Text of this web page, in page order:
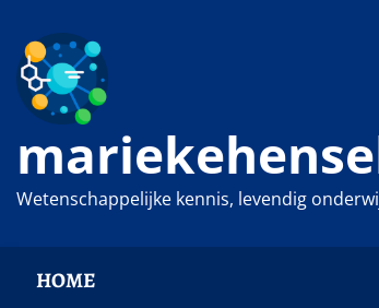
naar
de
inhoud
Wetenschappelijke kennis, levendig
HOME